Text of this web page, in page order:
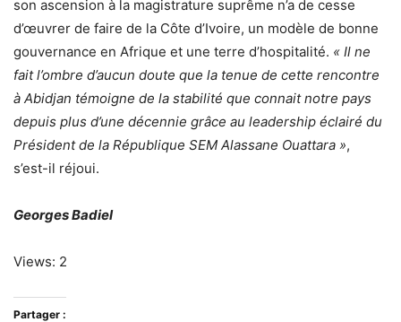
son ascension à la magistrature suprême n’a de cesse
d’œuvrer de faire de la Côte d’Ivoire, un modèle de bonne
gouvernance en Afrique et une terre d’hospitalité. « Il ne
fait l’ombre d’aucun doute que la tenue de cette rencontre
à Abidjan témoigne de la stabilité que connait notre pays
depuis plus d’une décennie grâce au leadership éclairé du
Président de la République SEM Alassane Ouattara »,
s’est-il réjoui.
Georges Badiel
Views: 2
Partager :